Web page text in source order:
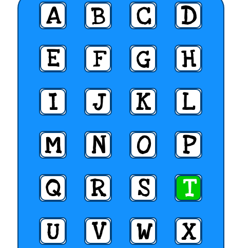
A B C
D
E
F G
H
I
J K
L
M
N O
P
Q
R S
T
U
V W
X